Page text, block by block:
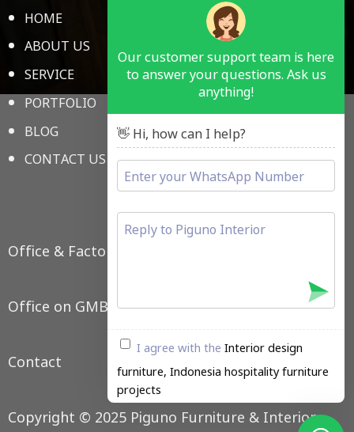
HOME
ABOUT US
SERVICE
PORTFOLIO
BLOG
CONTACT US
HOTEL ROOM
RESTAURANT & BAR
PUBLIC SPACE
MEDICAL
SCHOOL
OFFICE FURNITURE
LAIN LAIN
Office & Factory
Office on GMB
Contact
Copyright © 2025 Piguno Furniture & Interior
Our customer support team is here
to answer your questions. Ask us
anything!
👋 Hi, how can I help?
I agree with the Interior design
furniture, Indonesia hospitality furniture
projects